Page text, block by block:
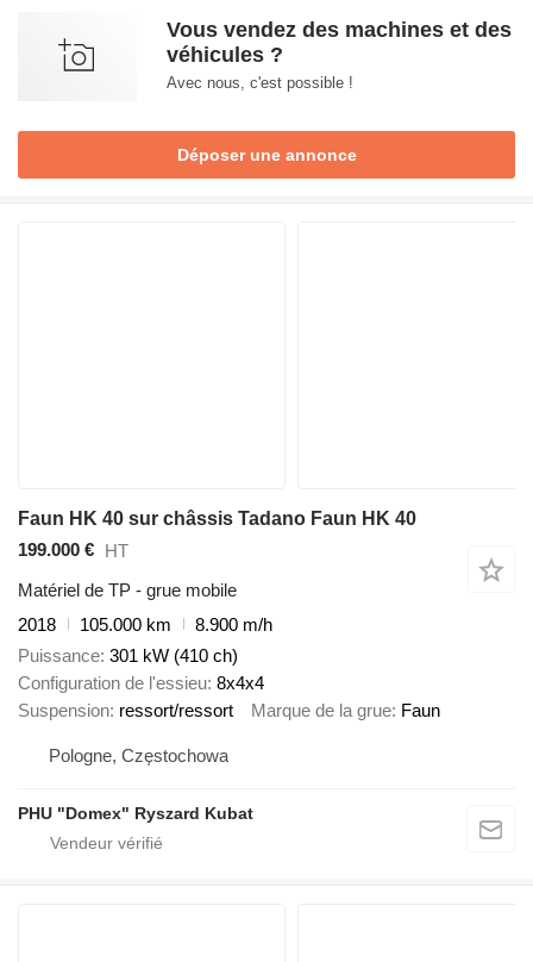
Vous vendez des machines et des
véhicules ?
Avec nous, c'est possible !
Déposer une annonce
Faun HK 40 sur châssis Tadano Faun HK 40
199.000 € HT
Matériel de TP - grue mobile
2018
105.000 km
8.900 m/h
Puissance 301 kW (410 ch)
Configuration de l'essieu 8x4x4
Suspension ressort/ressort Marque de la grue Faun
Pologne, Częstochowa
PHU "Domex" Ryszard Kubat